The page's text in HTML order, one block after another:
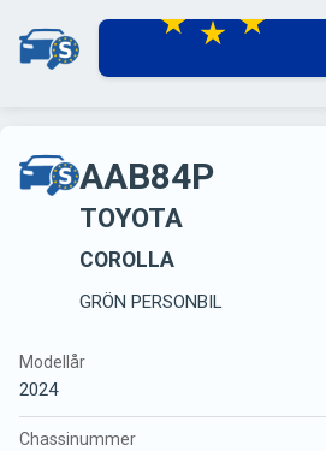
AAB84P
TOYOTA
COROLLA
GRÖN PERSONBIL
Modellår
2024
Chassinummer